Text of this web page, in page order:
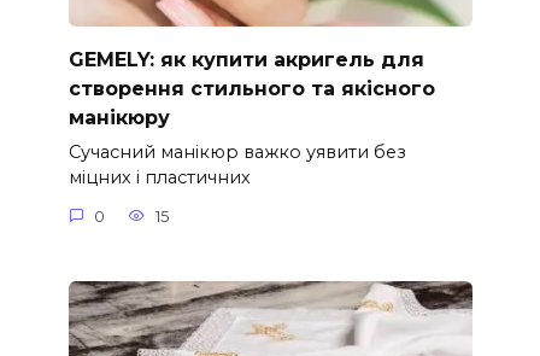
GEMELY: як купити акригель для
створення стильного та якісного
манікюру
Сучасний манікюр важко уявити без
міцних і пластичних
0 15